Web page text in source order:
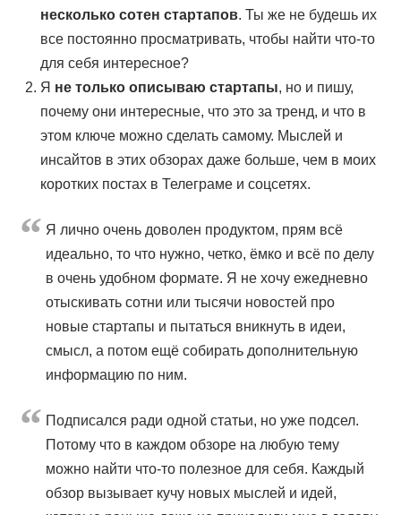
несколько сотен стартапов. Ты же не будешь их
все постоянно просматривать, чтобы найти что-то
для себя интересное?
Я не только описываю стартапы, но и пишу,
почему они интересные, что это за тренд, и что в
этом ключе можно сделать самому. Мыслей и
инсайтов в этих обзорах даже больше, чем в моих
коротких постах в Телеграме и соцсетях.
Я лично очень доволен продуктом, прям всё
идеально, то что нужно, четко, ёмко и всё по делу
в очень удобном формате. Я не хочу ежедневно
отыскивать сотни или тысячи новостей про
новые стартапы и пытаться вникнуть в идеи,
смысл, а потом ещё собирать дополнительную
информацию по ним.
Подписался ради одной статьи, но уже подсел.
Потому что в каждом обзоре на любую тему
можно найти что-то полезное для себя. Каждый
обзор вызывает кучу новых мыслей и идей,